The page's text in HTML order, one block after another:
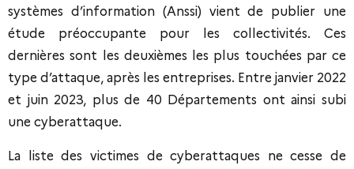
systèmes d’information (Anssi) vient de publier une
étude préoccupante pour les collectivités. Ces
dernières sont les deuxièmes les plus touchées par ce
type d’attaque, après les entreprises. Entre janvier 2022
et juin 2023, plus de 40 Départements ont ainsi subi
une cyberattaque.
La liste des victimes de cyberattaques ne cesse de